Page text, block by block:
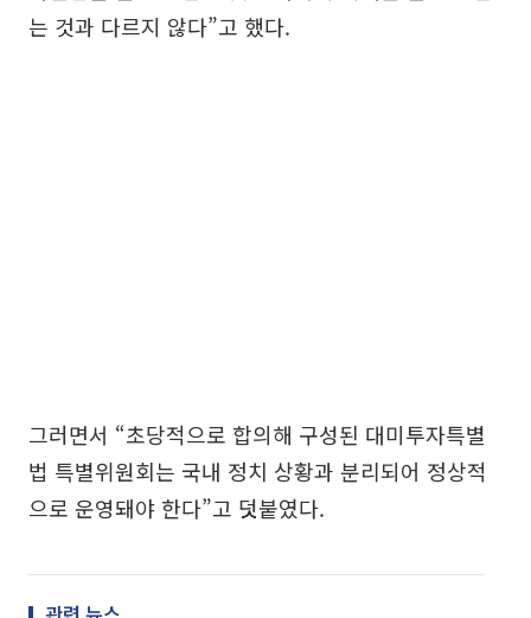
는 것과 다르지 않다”고 했다.
그러면서 “초당적으로 합의해 구성된 대미투자특별
법 특별위원회는 국내 정치 상황과 분리되어 정상적
으로 운영돼야 한다”고 덧붙였다.